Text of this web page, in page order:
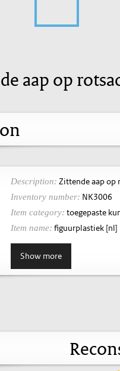
aap op
Description: Zittende aap op
Inventory number: NK3006
Item category: toegepaste
Item name: figuurplastiek [nl]
Show more